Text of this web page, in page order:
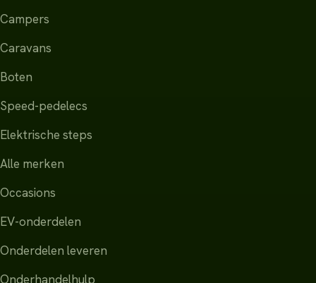
Campers
Caravans
Boten
Speed-pedelecs
Elektrische steps
Alle merken
Occasions
EV-onderdelen
Onderdelen leveren
Onderhandelhulp